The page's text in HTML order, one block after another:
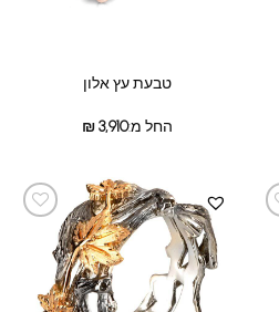
טבעת עץ אלון
החל מ: ₪3,910